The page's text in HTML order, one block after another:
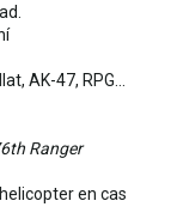
AK-47, RPG...
Ranger
en cas